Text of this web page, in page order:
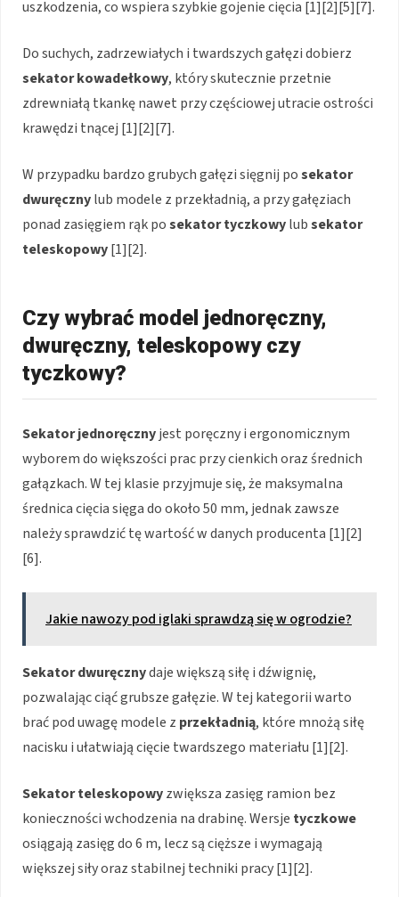
uszkodzenia, co wspiera szybkie gojenie cięcia [1][2][5][7].
Do suchych, zadrzewiałych i twardszych gałęzi dobierz
sekator kowadełkowy, który skutecznie przetnie
zdrewniałą tkankę nawet przy częściowej utracie ostrości
krawędzi tnącej [1][2][7].
W przypadku bardzo grubych gałęzi sięgnij posekator
dwuręcznylub modele z przekładnią, a przy gałęziach
ponad zasięgiem rąk posekator tyczkowylubsekator
teleskopowy[1][2].
Czy wybrać model jednoręczny,
dwuręczny, teleskopowy czy
tyczkowy?
Sekator jednoręcznyjest poręczny i ergonomicznym
wyborem do większości prac przy cienkich oraz średnich
gałązkach. W tej klasie przyjmuje się, że maksymalna
średnica cięcia sięga do około 50 mm, jednak zawsze
należy sprawdzić tę wartość w danych producenta [1][2]
[6].
Jakie nawozy pod iglaki sprawdzą się w ogrodzie?
Sekator dwuręcznydaje większą siłę i dźwignię,
pozwalając ciąć grubsze gałęzie. W tej kategorii warto
brać pod uwagę modele z przekładnią, które mnożą siłę
nacisku i ułatwiają cięcie twardszego materiału [1][2].
Sekator teleskopowyzwiększa zasięg ramion bez
konieczności wchodzenia na drabinę. Wersje tyczkowe
osiągają zasięg do 6 m, lecz są cięższe i wymagają
większej siły oraz stabilnej techniki pracy [1][2].